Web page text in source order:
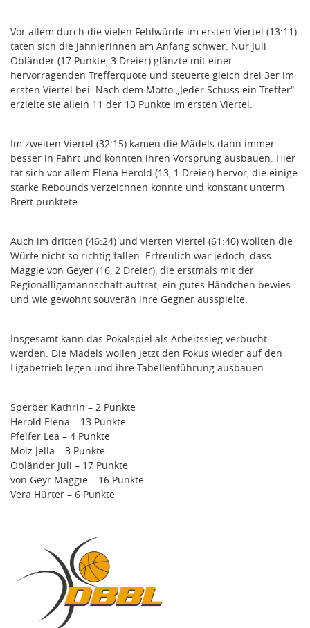
Vor allem durch die vielen Fehlwürde im ersten Viertel (13:11)
taten sich die Jahnlerinnen am Anfang schwer. Nur Juli
Obländer (17 Punkte, 3 Dreier) glänzte mit einer
hervorragenden Trefferquote und steuerte gleich drei 3er im
ersten Viertel bei. Nach dem Motto „Jeder Schuss ein Treffer“
erzielte sie allein 11 der 13 Punkte im ersten Viertel.
Im zweiten Viertel (32:15) kamen die Mädels dann immer
besser in Fahrt und konnten ihren Vorsprung ausbauen. Hier
tat sich vor allem Elena Herold (13, 1 Dreier) hervor, die einige
starke Rebounds verzeichnen konnte und konstant unterm
Brett punktete.
Auch im dritten (46:24) und vierten Viertel (61:40) wollten die
Würfe nicht so richtig fallen. Erfreulich war jedoch, dass
Maggie von Geyer (16, 2 Dreier), die erstmals mit der
Regionalligamannschaft auftrat, ein gutes Händchen bewies
und wie gewohnt souverän ihre Gegner ausspielte.
Insgesamt kann das Pokalspiel als Arbeitssieg verbucht
werden. Die Mädels wollen jetzt den Fokus wieder auf den
Ligabetrieb legen und ihre Tabellenführung ausbauen.
Sperber Kathrin – 2 Punkte
Herold Elena – 13 Punkte
Pfeifer Lea – 4 Punkte
Molz Jella – 3 Punkte
Obländer Juli – 17 Punkte
von Geyr Maggie – 16 Punkte
Vera Hürter – 6 Punkte